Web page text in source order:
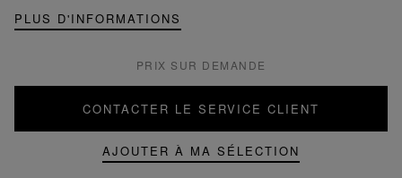
PLUS D'INFORMATIONS
PRIX SUR DEMANDE
CONTACTER LE SERVICE CLIENT
AJOUTER À MA SÉLECTION